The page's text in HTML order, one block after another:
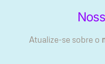
Atualize-se sobre o